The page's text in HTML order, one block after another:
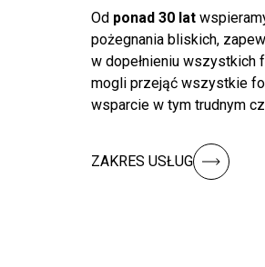
Od ponad 30 lat
pożegnania bliskich,
w dopełnieniu wszystkich
mogli przejąć wszystkie
wsparcie w tym trudnym
ZAKRES USŁUG